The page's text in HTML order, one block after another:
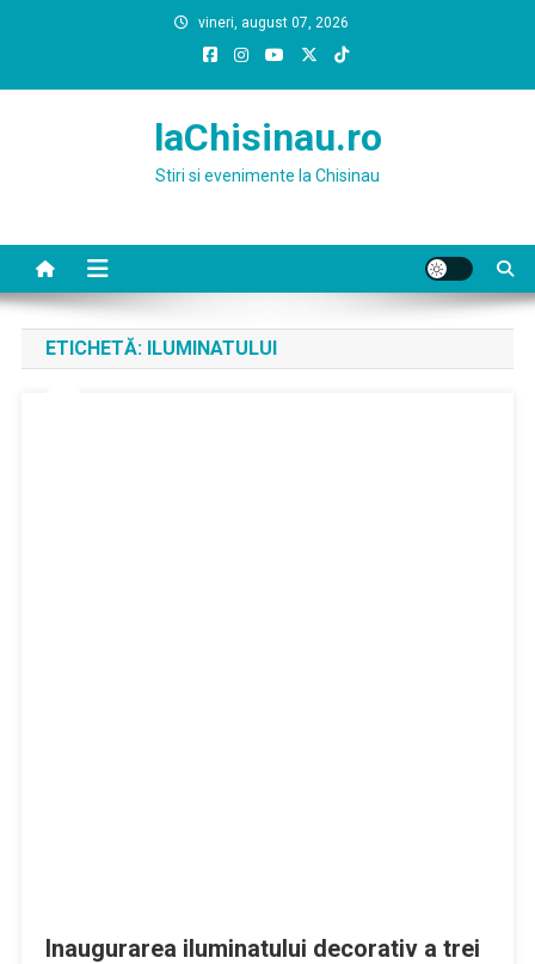
vineri, august 07, 2026
laChisinau.ro
Stiri si evenimente la Chisinau
ETICHETĂ: ILUMINATULUI
Inaugurarea iluminatului decorativ a trei